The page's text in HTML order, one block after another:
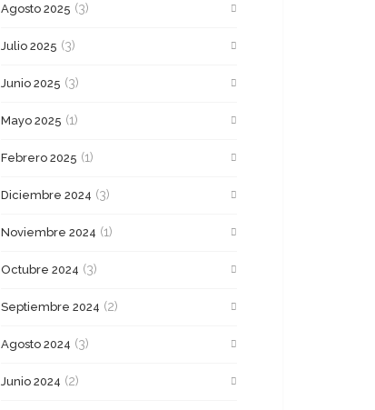
Agosto 2025 (3)
Julio 2025 (3)
Junio 2025 (3)
Mayo 2025 (1)
Febrero 2025 (1)
Diciembre 2024 (3)
Noviembre 2024 (1)
Octubre 2024 (3)
Septiembre 2024 (2)
Agosto 2024 (3)
Junio 2024 (2)